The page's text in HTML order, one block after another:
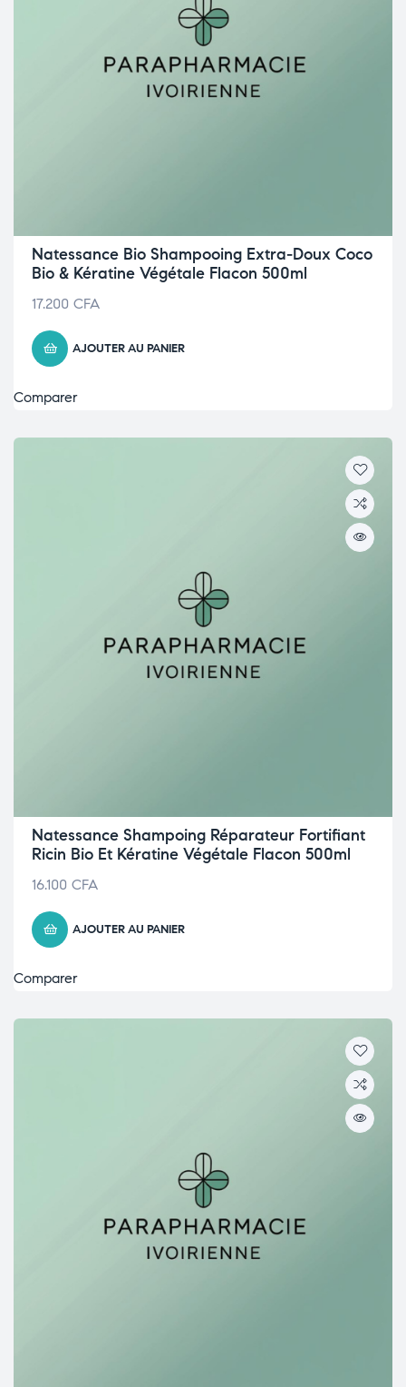
Natessance Bio Shampooing Extra-Doux Coco
Bio & Kératine Végétale Flacon 500ml
17.200 CFA
AJOUTER AU PANIER
Comparer
Natessance Shampoing Réparateur Fortifiant
Ricin Bio Et Kératine Végétale Flacon 500ml
16.100 CFA
AJOUTER AU PANIER
Comparer